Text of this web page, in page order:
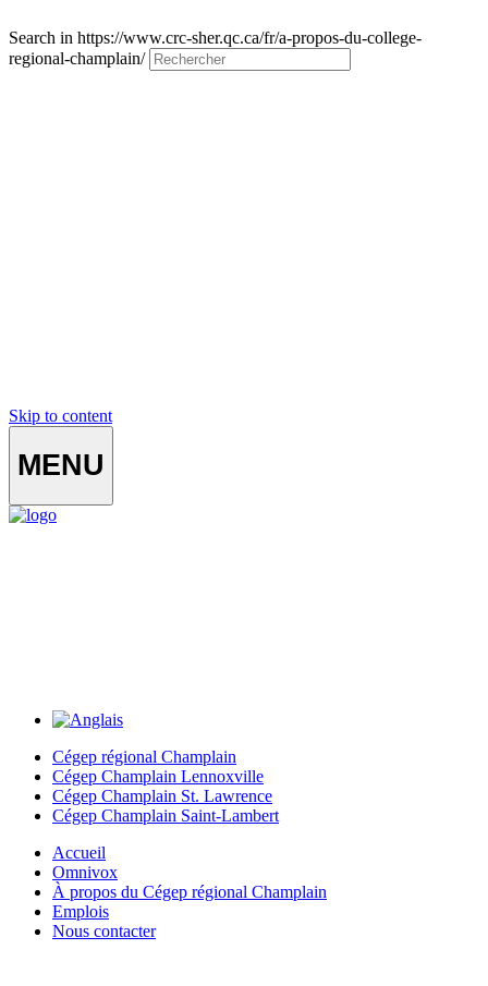
Search in https://www.crc-sher.qc.ca/fr/a-propos-du-college-
regional-champlain/
Skip to content
MENU
Cégep régional Champlain
Cégep Champlain Lennoxville
Cégep Champlain St. Lawrence
Cégep Champlain Saint-Lambert
Accueil
Omnivox
À propos du Cégep régional Champlain
Emplois
Nous contacter